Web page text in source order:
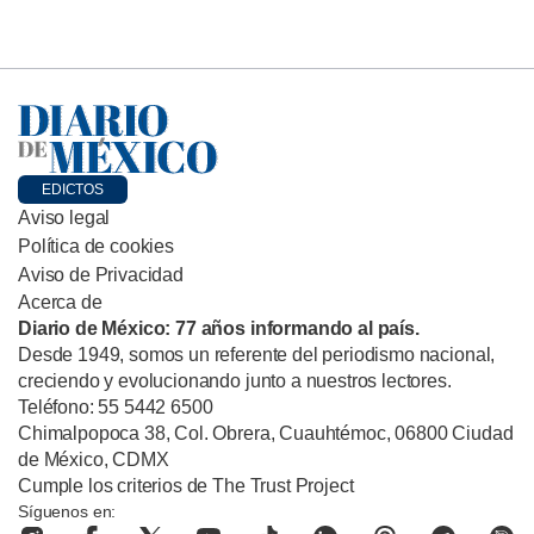
EDICTOS
Aviso legal
Política de cookies
Aviso de Privacidad
Acerca de
Diario de México: 77 años informando al país.
Desde 1949, somos un referente del periodismo nacional,
creciendo y evolucionando junto a nuestros lectores.
Teléfono: 55 5442 6500
Chimalpopoca 38, Col. Obrera, Cuauhtémoc, 06800 Ciudad
de México, CDMX
Cumple los criterios de The Trust Project
Síguenos en: